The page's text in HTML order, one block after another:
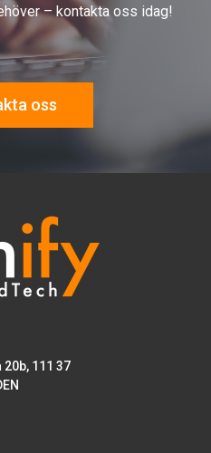
– kontakta oss idag!
oss
111 37